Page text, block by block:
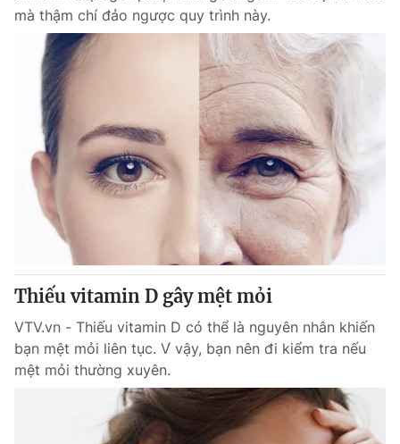
mà thậm chí đảo ngược quy trình này.
Thiếu vitamin D gây mệt mỏi
VTV.vn - Thiếu vitamin D có thể là nguyên nhân khiến
bạn mệt mỏi liên tục. V́ vậy, bạn nên đi kiểm tra nếu
mệt mỏi thường xuyên.